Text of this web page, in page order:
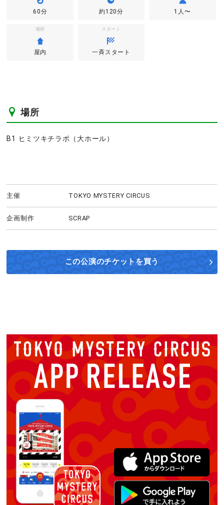
60分 約120分 1人〜
場所
屋内
スタート
一斉スタート
場所
B1 ヒミツキチラボ（大ホール）
主催 TOKYO MYSTERY CIRCUS
企画制作 SCRAP
この公演のチケットを買う